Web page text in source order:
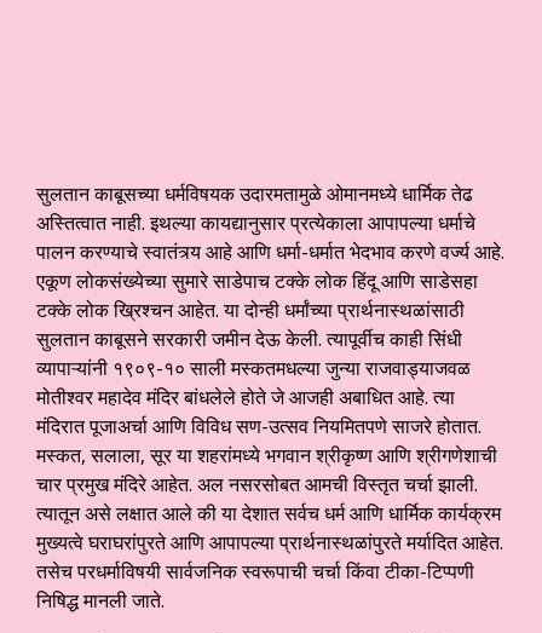
सुलतान काबूसच्या धर्मविषयक उदारमतामुळे ओमानमध्ये धार्मिक तेढ
अस्तित्वात नाही. इथल्या कायद्यानुसार प्रत्येकाला आपापल्या धर्माचे
पालन करण्याचे स्वातंत्र्य आहे आणि धर्मा-धर्मात भेदभाव करणे वर्ज्य आहे.
एकूण लोकसंख्येच्या सुमारे साडेपाच टक्के लोक हिंदू आणि साडेसहा
टक्के लोक ख्रिश्चन आहेत. या दोन्ही धर्मांच्या प्रार्थनास्थळांसाठी
सुलतान काबूसने सरकारी जमीन देऊ केली. त्यापूर्वीच काही सिंधी
व्यापाऱ्यांनी १९०९-१० साली मस्कतमधल्या जुन्या राजवाड्याजवळ
मोतीश्वर महादेव मंदिर बांधलेले होते जे आजही अबाधित आहे. त्या
मंदिरात पूजाअर्चा आणि विविध सण-उत्सव नियमितपणे साजरे होतात.
मस्कत, सलाला, सूर या शहरांमध्ये भगवान श्रीकृष्ण आणि श्रीगणेशाची
चार प्रमुख मंदिरे आहेत. अल नसरसोबत आमची विस्तृत चर्चा झाली.
त्यातून असे लक्षात आले की या देशात सर्वच धर्म आणि धार्मिक कार्यक्रम
मुख्यत्वे घराघरांपुरते आणि आपापल्या प्रार्थनास्थळांपुरते मर्यादित आहेत.
तसेच परधर्माविषयी सार्वजनिक स्वरूपाची चर्चा किंवा टीका-टिप्पणी
निषिद्ध मानली जाते.